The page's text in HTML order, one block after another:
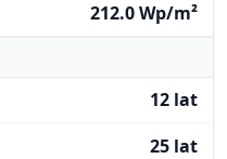
212.0 Wp/m²
12 lat
25 lat